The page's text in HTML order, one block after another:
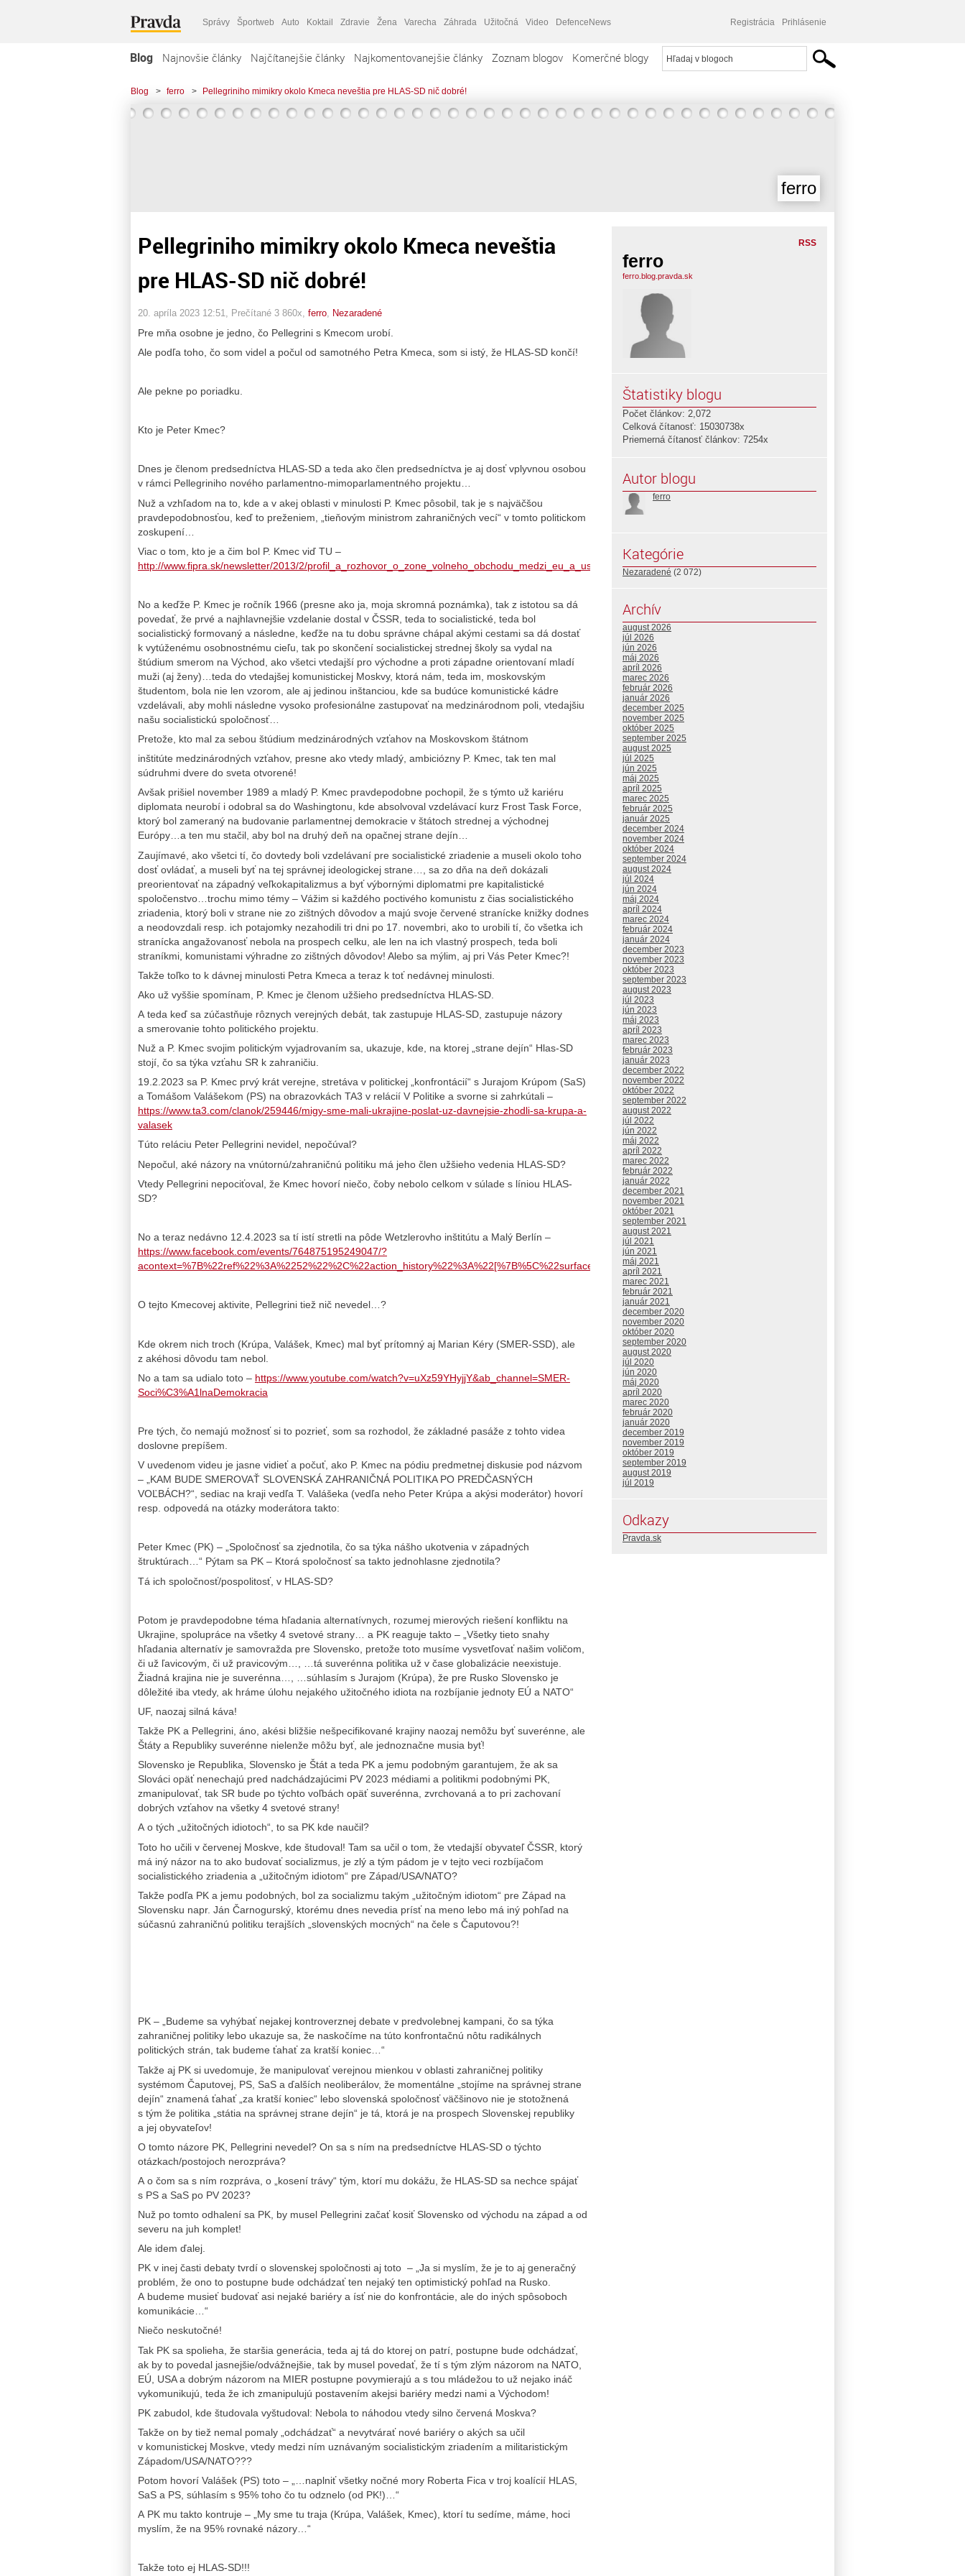
Správy Športweb Auto Koktail Zdravie Žena Varecha Záhrada Užitočná Video DefenceNews Registrácia Prihlásenie
Blog Najnovšie články Najčítanejšie články Najkomentovanejšie články Zoznam blogov Komerčné blogy
Blog > ferro > Pellegriniho mimikry okolo Kmeca neveštia pre HLAS-SD nič dobré!
ferro
Pellegriniho mimikry okolo Kmeca neveštia
pre HLAS-SD nič dobré!
20. apríla 2023 12:51 , Prečítané 3 860x, ferro Nezaradené
Pre mňa osobne je jedno, čo Pellegrini s Kmecom urobí.
Ale podľa toho, čo som videl a počul od samotného Petra Kmeca, som si istý, že HLAS-SD končí!
Ale pekne po poriadku.
Kto je Peter Kmec?
Dnes je členom predsedníctva HLAS-SD a teda ako člen predsedníctva je aj dosť vplyvnou osobou
v rámci Pellegriniho nového parlamentno-mimoparlamentného projektu…
Nuž a vzhľadom na to, kde a v akej oblasti v minulosti P. Kmec pôsobil, tak je s najväčšou
pravdepodobnosťou, keď to preženiem, „tieňovým ministrom zahraničných vecí“ v tomto politickom
zoskupení…
Viac o tom, kto je a čim bol P. Kmec viď TU –
http://www.fipra.sk/newsletter/2013/2/profil_a_rozhovor_o_zone_volneho_obchodu_medzi_eu_a_usa.pdf
No a keďže P. Kmec je ročník 1966 (presne ako ja, moja skromná poznámka), tak z istotou sa dá
povedať, že prvé a najhlavnejšie vzdelanie dostal v ČSSR, teda to socialistické, teda bol
socialistický formovaný a následne, keďže na tu dobu správne chápal akými cestami sa dá dostať
k vytúženému osobnostnému cieľu, tak po skončení socialistickej strednej školy sa vydal na
štúdium smerom na Východ, ako všetci vtedajší pro východne a proti západne orientovaní mladí
muži (aj ženy)…teda do vtedajšej komunistickej Moskvy, ktorá nám, teda im, moskovským
študentom, bola nie len vzorom, ale aj jedinou inštanciou, kde sa budúce komunistické kádre
vzdelávali, aby mohli následne vysoko profesionálne zastupovať na medzinárodnom poli, vtedajšiu
našu socialistickú spoločnosť…
Pretože, kto mal za sebou štúdium medzinárodných vzťahov na Moskovskom štátnom
inštitúte medzinárodných vzťahov, presne ako vtedy mladý, ambiciózny P. Kmec, tak ten mal
súdruhmi dvere do sveta otvorené!
Avšak prišiel november 1989 a mladý P. Kmec pravdepodobne pochopil, že s týmto už kariéru
diplomata neurobí i odobral sa do Washingtonu, kde absolvoval vzdelávací kurz Frost Task Force,
ktorý bol zameraný na budovanie parlamentnej demokracie v štátoch strednej a východnej
Európy…a ten mu stačil, aby bol na druhý deň na opačnej strane dejín…
Zaujímavé, ako všetci tí, čo dovtedy boli vzdelávaní pre socialistické zriadenie a museli okolo toho
dosť ovládať, a museli byť na tej správnej ideologickej strane…, sa zo dňa na deň dokázali
preorientovať na západný veľkokapitalizmus a byť výbornými diplomatmi pre kapitalistické
spoločenstvo…trochu mimo témy – Vážim si každého poctivého komunistu z čias socialistického
zriadenia, ktorý boli v strane nie zo zištných dôvodov a majú svoje červené stranícke knižky dodnes
a neodovzdali resp. ich potajomky nezahodili tri dni po 17. novembri, ako to urobili tí, čo všetka ich
stranícka angažovanosť nebola na prospech celku, ale len na ich vlastný prospech, teda boli
straníkmi, komunistami výhradne zo zištných dôvodov! Alebo sa mýlim, aj pri Vás Peter Kmec?!
Takže toľko to k dávnej minulosti Petra Kmeca a teraz k toť nedávnej minulosti.
Ako už vyššie spomínam, P. Kmec je členom užšieho predsedníctva HLAS-SD.
A teda keď sa zúčastňuje rôznych verejných debát, tak zastupuje HLAS-SD, zastupuje názory
a smerovanie tohto politického projektu.
Nuž a P. Kmec svojim politickým vyjadrovaním sa, ukazuje, kde, na ktorej „strane dejín“ Hlas-SD
stojí, čo sa týka vzťahu SR k zahraničiu.
19.2.2023 sa P. Kmec prvý krát verejne, stretáva v politickej „konfrontácií“ s Jurajom Krúpom (SaS)
a Tomášom Valášekom (PS) na obrazovkách TA3 v relácií V Politike a svorne si zahrkútali –
https://www.ta3.com/clanok/259446/migy-sme-mali-ukrajine-poslat-uz-davnejsie-zhodli-sa-krupa-a-
valasek
Túto reláciu Peter Pellegrini nevidel, nepočúval?
Nepočul, aké názory na vnútornú/zahraničnú politiku má jeho člen užšieho vedenia HLAS-SD?
Vtedy Pellegrini nepociťoval, že Kmec hovorí niečo, čoby nebolo celkom v súlade s líniou HLAS-
SD?
No a teraz nedávno 12.4.2023 sa tí istí stretli na pôde Wetzlerovho inštitútu a Malý Berlín –
https://www.facebook.com/events/764875195249047/?
O tejto Kmecovej aktivite, Pellegrini tiež nič nevedel…?
Kde okrem nich troch (Krúpa, Valášek, Kmec) mal byť prítomný aj Marian Kéry (SMER-SSD), ale
z akéhosi dôvodu tam nebol.
No a tam sa udialo toto – https://www.youtube.com/watch?v=uXz59YHyjjY&ab_channel=SMER-
Soci%C3%A1lnaDemokracia
Pre tých, čo nemajú možnosť si to pozrieť, som sa rozhodol, že základné pasáže z tohto videa
doslovne prepíšem.
V uvedenom videu je jasne vidieť a počuť, ako P. Kmec na pódiu predmetnej diskusie pod názvom
– „KAM BUDE SMEROVAŤ SLOVENSKÁ ZAHRANIČNÁ POLITIKA PO PREDČASNÝCH
VOĽBÁCH?“, sediac na kraji vedľa T. Valášeka (vedľa neho Peter Krúpa a akýsi moderátor) hovorí
resp. odpovedá na otázky moderátora takto:
Peter Kmec (PK) – „Spoločnosť sa zjednotila, čo sa týka nášho ukotvenia v západných
štruktúrach…“ Pýtam sa PK – Ktorá spoločnosť sa takto jednohlasne zjednotila?
Tá ich spoločnosť/pospolitosť, v HLAS-SD?
Potom je pravdepodobne téma hľadania alternatívnych, rozumej mierových riešení konfliktu na
Ukrajine, spolupráce na všetky 4 svetové strany… a PK reaguje takto – „Všetky tieto snahy
hľadania alternatív je samovražda pre Slovensko, pretože toto musíme vysvetľovať našim voličom,
či už ľavicovým, či už pravicovým…, …tá suverénna politika už v čase globalizácie neexistuje.
Žiadná krajina nie je suverénna…, …súhlasím s Jurajom (Krúpa), že pre Rusko Slovensko je
dôležité iba vtedy, ak hráme úlohu nejakého užitočného idiota na rozbíjanie jednoty EÚ a NATO“
UF, naozaj silná káva!
Takže PK a Pellegrini, áno, akési bližšie nešpecifikované krajiny naozaj nemôžu byť suverénne, ale
Štáty a Republiky suverénne nielenže môžu byť, ale jednoznačne musia byť!
Slovensko je Republika, Slovensko je Štát a teda PK a jemu podobným garantujem, že ak sa
Slováci opäť nenechajú pred nadchádzajúcimi PV 2023 médiami a politikmi podobnými PK,
zmanipulovať, tak SR bude po týchto voľbách opäť suverénna, zvrchovaná a to pri zachovaní
dobrých vzťahov na všetky 4 svetové strany!
A o tých „užitočných idiotoch“, to sa PK kde naučil?
Toto ho učili v červenej Moskve, kde študoval! Tam sa učil o tom, že vtedajší obyvateľ ČSSR, ktorý
má iný názor na to ako budovať socializmus, je zlý a tým pádom je v tejto veci rozbíjačom
socialistického zriadenia a „užitočným idiotom“ pre Západ/USA/NATO?
Takže podľa PK a jemu podobných, bol za socializmu takým „užitočným idiotom“ pre Západ na
Slovensku napr. Ján Čarnogurský, ktorému dnes nevedia prísť na meno lebo má iný pohľad na
súčasnú zahraničnú politiku terajších „slovenských mocných“ na čele s Čaputovou?!
PK – „Budeme sa vyhýbať nejakej kontroverznej debate v predvolebnej kampani, čo sa týka
zahraničnej politiky lebo ukazuje sa, že naskočíme na túto konfrontačnú nôtu radikálnych
politických strán, tak budeme ťahať za kratší koniec…“
Takže aj PK si uvedomuje, že manipulovať verejnou mienkou v oblasti zahraničnej politiky
systémom Čaputovej, PS, SaS a ďalších neoliberálov, že momentálne „stojíme na správnej strane
dejín“ znamená ťahať „za kratší koniec“ lebo slovenská spoločnosť väčšinovo nie je stotožnená
s tým že politika „státia na správnej strane dejín“ je tá, ktorá je na prospech Slovenskej republiky
a jej obyvateľov!
O tomto názore PK, Pellegrini nevedel? On sa s ním na predsedníctve HLAS-SD o týchto
otázkach/postojoch nerozpráva?
A o čom sa s ním rozpráva, o „kosení trávy“ tým, ktorí mu dokážu, že HLAS-SD sa nechce spájať
s PS a SaS po PV 2023?
Nuž po tomto odhalení sa PK, by musel Pellegrini začať kosiť Slovensko od východu na západ a od
severu na juh komplet!
Ale idem ďalej.
PK v inej časti debaty tvrdí o slovenskej spoločnosti aj toto – „Ja si myslím, že je to aj generačný
problém, že ono to postupne bude odchádzať ten nejaký ten optimistický pohľad na Rusko.
A budeme musieť budovať asi nejaké bariéry a ísť nie do konfrontácie, ale do iných spôsoboch
komunikácie…“
Niečo neskutočné!
Tak PK sa spolieha, že staršia generácia, teda aj tá do ktorej on patrí, postupne bude odchádzať,
ak by to povedal jasnejšie/odvážnejšie, tak by musel povedať, že tí s tým zlým názorom na NATO,
EÚ, USA a dobrým názorom na MIER postupne povymierajú a s tou mládežou to už nejako ináč
vykomunikujú, teda že ich zmanipulujú postavením akejsi bariéry medzi nami a Východom!
PK zabudol, kde študovala vyštudoval: Nebola to náhodou vtedy silno červená Moskva?
Takže on by tiež nemal pomaly „odchádzať“ a nevytvárať nové bariéry o akých sa učil
v komunistickej Moskve, vtedy medzi ním uznávaným socialistickým zriadením a militaristickým
Západom/USA/NATO???
Potom hovorí Valášek (PS) toto – „…naplniť všetky nočné mory Roberta Fica v troj koalícií HLAS,
SaS a PS, súhlasím s 95% toho čo tu odznelo (od PK!)…“
A PK mu takto kontruje – „My sme tu traja (Krúpa, Valášek, Kmec), ktorí tu sedíme, máme, hoci
myslím, že na 95% rovnaké názory…“
Takže toto ej HLAS-SD!!!
RSS
ferro
ferro.blog.pravda.sk
Štatistiky blogu
Počet článkov: 2,072
Celková čítanosť: 15030738x
Priemerná čítanosť článkov: 7254x
Autor blogu
ferro
Kategórie
Nezaradené (2 072)
Archív
august 2026
júl 2026
jún 2026
máj 2026
apríl 2026
marec 2026
február 2026
január 2026
december 2025
november 2025
október 2025
september 2025
august 2025
júl 2025
jún 2025
máj 2025
apríl 2025
marec 2025
február 2025
január 2025
december 2024
november 2024
október 2024
september 2024
august 2024
júl 2024
jún 2024
máj 2024
apríl 2024
marec 2024
február 2024
január 2024
december 2023
november 2023
október 2023
september 2023
august 2023
júl 2023
jún 2023
máj 2023
apríl 2023
marec 2023
február 2023
január 2023
december 2022
november 2022
október 2022
september 2022
august 2022
júl 2022
jún 2022
máj 2022
apríl 2022
marec 2022
február 2022
január 2022
december 2021
november 2021
október 2021
september 2021
august 2021
júl 2021
jún 2021
máj 2021
apríl 2021
marec 2021
február 2021
január 2021
december 2020
november 2020
október 2020
september 2020
august 2020
júl 2020
jún 2020
máj 2020
apríl 2020
marec 2020
február 2020
január 2020
december 2019
november 2019
október 2019
september 2019
august 2019
júl 2019
Odkazy
Pravda.sk